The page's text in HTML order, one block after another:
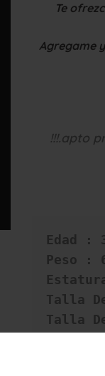
Te
Agregame
!!!.apto
Edad :
Peso :
Talla
Talla